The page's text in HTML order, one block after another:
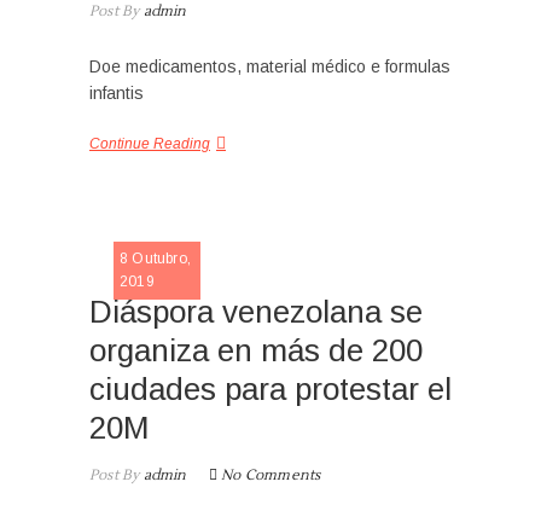
Post Byadmin
Doe medicamentos, material médico e formulas
infantis
Continue Reading
8 Outubro,
2019
Diáspora venezolana se
organiza en más de 200
ciudades para protestar el
20M
Post Byadmin No Comments